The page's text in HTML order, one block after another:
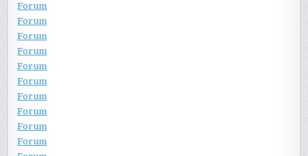
Forum
Forum
Forum
Forum
Forum
Forum
Forum
Forum
Forum
Forum